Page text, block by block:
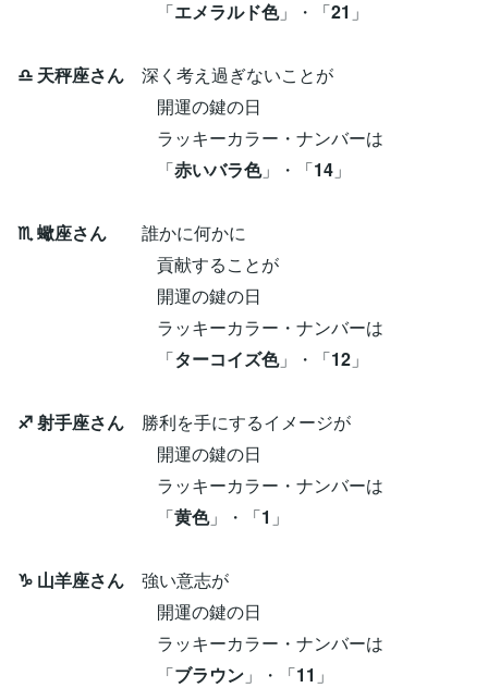
「エメラルド色」・「21 」
♎ 天秤座さん 深く考え過ぎないことが
開運の鍵の日
ラッキーカラー・ナンバーは
「赤いバラ色」・「14 」
♏ 蠍座さん 誰かに何かに
貢献することが
開運の鍵の日
ラッキーカラー・ナンバーは
「ターコイズ色」・「12 」
♐ 射手座さん 勝利を手にするイメージが
開運の鍵の日
ラッキーカラー・ナンバーは
「黄色」・「1 」
♑ 山羊座さん 強い意志が
開運の鍵の日
ラッキーカラー・ナンバーは
「ブラウン 」・「11 」